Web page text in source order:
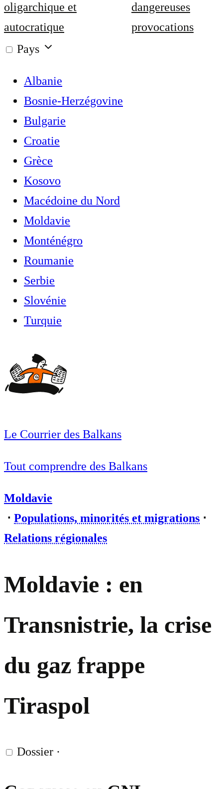
oligarchique et
autocratique
dangereuses
provocations
Pays
Albanie
Bosnie-Herzégovine
Bulgarie
Croatie
Grèce
Kosovo
Macédoine du Nord
Moldavie
Monténégro
Roumanie
Serbie
Slovénie
Turquie
Le Courrier des Balkans
Tout comprendre des Balkans
Moldavie
⋅ Populations, minorités et migrations ⋅
Relations régionales
Moldavie : en
Transnistrie, la crise
du gaz frappe
Tiraspol
Dossier ·